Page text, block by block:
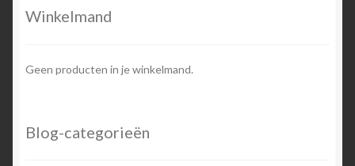
Winkelmand
Geen producten in je winkelmand.
Blog-categorieën